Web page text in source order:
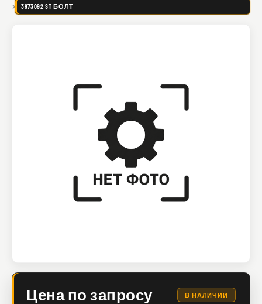
3973092 ST БОЛТ
Цена по запросу В НАЛИЧИИ